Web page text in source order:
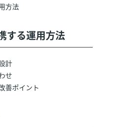
方法
する運用方法
計
せ
善ポイント